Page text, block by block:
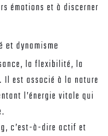
émotions et à discerner
dynamisme
la flexibilité, la
Il est associé à la nature
l’énergie vitale qui
c’est-à-dire actif et